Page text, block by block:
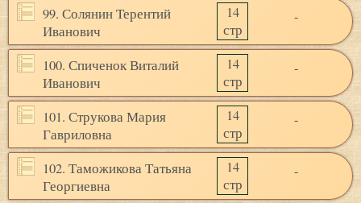
99. Солянин Терентий
Иванович
14
стр
-
100. Спиченок Виталий
Иванович
14
стр
-
101. Струкова Мария
Гавриловна
14
стр
-
102. Таможикова Татьяна
Георгиевна
14
стр
-